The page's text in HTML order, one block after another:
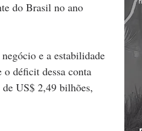
do Brasil no ano
e a estabilidade
o déficit dessa conta
US$ 2,49 bilhões,